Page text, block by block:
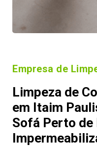
Empresa de
Limpeza de
em Itaim
Sofá Perto de